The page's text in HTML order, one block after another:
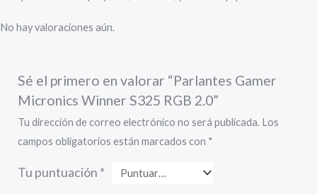
No hay valoraciones aún.
Sé el primero en valorar “Parlantes Gamer
Micronics Winner S325 RGB 2.0”
Tu dirección de correo electrónico no será publicada. Los
campos obligatorios están marcados con *
Tu puntuación *